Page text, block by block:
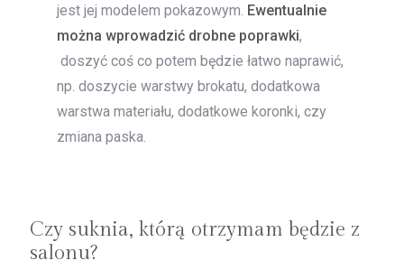
jest jej modelem pokazowym. Ewentualnie
można wprowadzić drobne poprawki,
doszyć coś co potem będzie łatwo naprawić,
np. doszycie warstwy brokatu, dodatkowa
warstwa materiału, dodatkowe koronki, czy
zmiana paska.
Czy suknia, którą otrzymam będzie z
salonu?